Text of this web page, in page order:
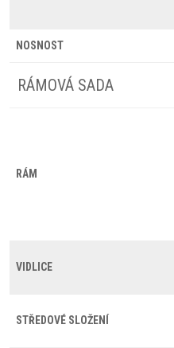
NOSNOST
RÁMOVÁ SADA
RÁM
VIDLICE
STŘEDOVÉ SLOŽENÍ